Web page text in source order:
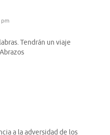
Tendrán un viaje
a la adversidad de los